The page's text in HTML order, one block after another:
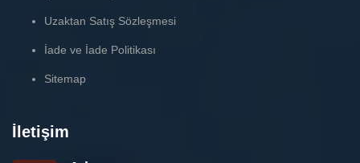
Uzaktan Satış Sözleşmesi
İade ve İade Politikası
Sitemap
İletişim